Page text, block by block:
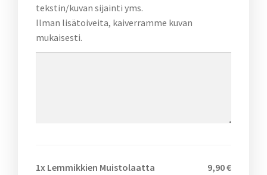
tekstin/kuvan sijainti yms.
Ilman lisätoiveita, kaiverramme kuvan
mukaisesti.
1x Lemmikkien Muistolaatta 9,90 €